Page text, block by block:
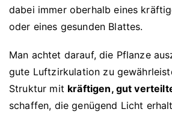
dabei immer oberhalb eines
oder eines gesunden Blattes.
Man achtet darauf, die Pflanze
gute Luftzirkulation zu
Struktur mit kräftigen, gut
schaffen, die genügend Licht